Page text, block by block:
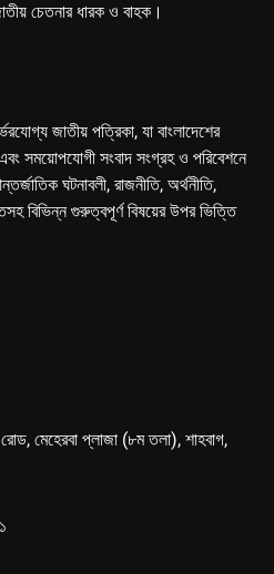
চেতনার ধারক ও বাহক।
জাতীয় পত্রিকা, যা বাংলাদেশের
সময়োপযোগী সংবাদ সংগ্রহ ও পরিবেশনে
ঘটনাবলী, রাজনীতি, অর্থনীতি,
বিভিন্ন গুরুত্বপূর্ণ বিষয়ের উপর ভিত্তি
মেহেরবা প্লাজা (৮ম তলা), শাহবাগ,